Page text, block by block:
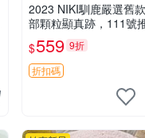
2023 NIKI馴鹿嚴選舊
部顆粒顯真跡，111號
珍藏品 馴鹿 舊款 尾巴
$559 9折
折扣碼